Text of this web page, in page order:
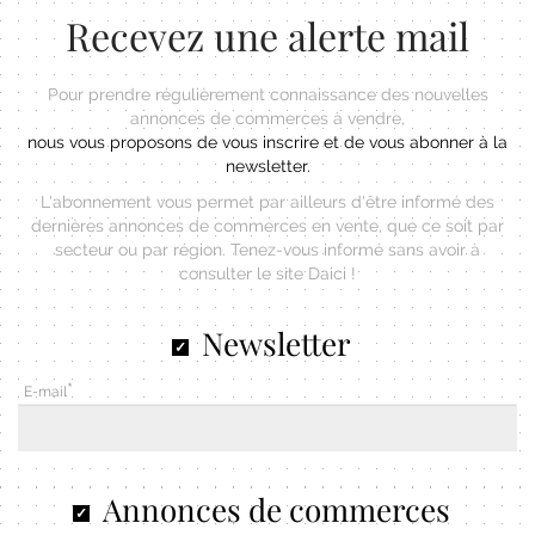
Recevez une alerte mail
Pour prendre régulièrement connaissance des nouvelles
annonces de commerces à vendre,
nous vous proposons de vous inscrire et de vous abonner à la
newsletter.
L'abonnement vous permet par ailleurs d'être informé des
dernières annonces de commerces en vente, que ce soit par
secteur ou par région. Tenez-vous informé sans avoir à
consulter le site Daici !
Newsletter
E-mail
Annonces de commerces